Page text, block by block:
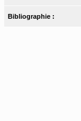
Bibliographie :